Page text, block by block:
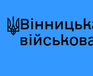
до
головного
до
головного
вмісту
до
головного
колонтитула